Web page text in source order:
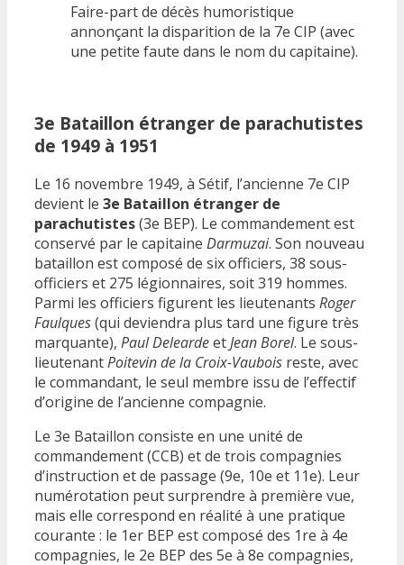
Faire-part de décès humoristique
annonçant la disparition de la 7e CIP (avec
une petite faute dans le nom du capitaine).
3e Bataillon étranger de parachutistes
de 1949 à 1951
Le 16 novembre 1949, à Sétif, l’ancienne 7e CIP
devient le 3e Bataillon étranger de
parachutistes(3e BEP). Le commandement est
conservé par le capitaine Darmuzai. Son nouveau
bataillon est composé de six officiers, 38 sous-
officiers et 275 légionnaires, soit 319 hommes.
Parmi les officiers figurent les lieutenants Roger
Faulques(qui deviendra plus tard une figure très
marquante), Paul DeleardeetJean Borel. Le sous-
lieutenantPoitevin de la Croix-Vaubois reste, avec
le commandant, le seul membre issu de l’effectif
d’origine de l’ancienne compagnie.
Le 3e Bataillon consiste en une unité de
commandement (CCB) et de trois compagnies
d’instruction et de passage (9e, 10e et 11e). Leur
numérotation peut surprendre à première vue,
mais elle correspond en réalité à une pratique
courante : le 1er BEP est composé des 1re à 4e
compagnies, le 2e BEP des 5e à 8e compagnies,